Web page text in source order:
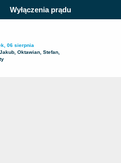
Wyłączenia prądu
06 sierpnia
Oktawian, Stefan,